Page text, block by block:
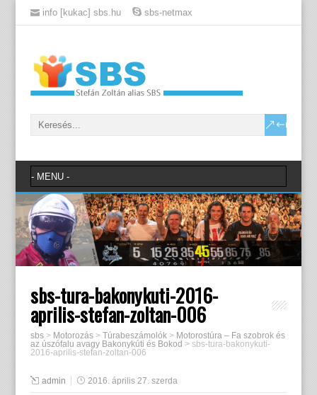
info [kukac] sbs.hu sbs-netmax
sbs-tura-bakonykuti-2016-
aprilis-stefan-zoltan-006
sbs> Motorozás> Túrabeszámolók> Motorostúra – Fa szobrok és
az úszófalu avagy Bakonykúti és Bokod > sbs-tura-bakonykuti-
2016-aprilis-stefan-zoltan-006
admin 2016. április 27. szerda